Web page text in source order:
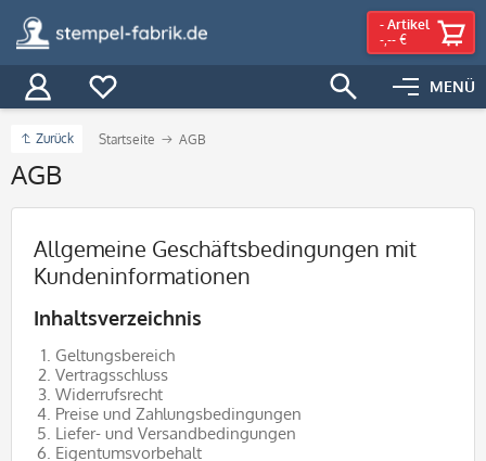
MENÜ
- Artikel
-,-- €
Zurück Startseite AGB
AGB
Allgemeine Geschäftsbedingungen mit
Kundeninformationen
Inhaltsverzeichnis
Geltungsbereich
Vertragsschluss
Widerrufsrecht
Preise und Zahlungsbedingungen
Liefer- und Versandbedingungen
Eigentumsvorbehalt